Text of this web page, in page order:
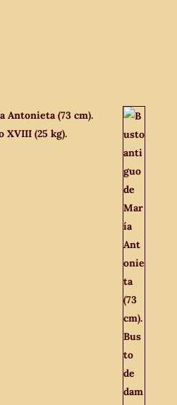
Antonieta (73 cm).
XVIII (25 kg).